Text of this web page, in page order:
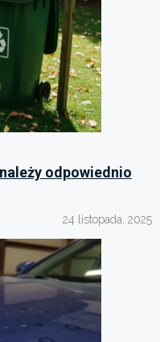
odpowiednio
24 listopada, 2025